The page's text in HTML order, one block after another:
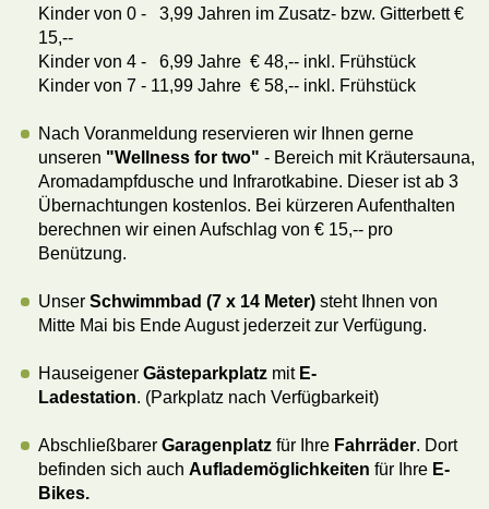
Kinder von 0 - 3,99 Jahren im Zusatz- bzw. Gitterbett €
15,--
Kinder von 4 - 6,99 Jahre € 48,-- inkl. Frühstück
Kinder von 7 - 11,99 Jahre € 58,-- inkl. Frühstück
Nach Voranmeldung reservieren wir Ihnen gerne
unseren "Wellness for two" - Bereich mit Kräutersauna,
Aromadampfdusche und Infrarotkabine. Dieser ist ab 3
Übernachtungen kostenlos. Bei kürzeren Aufenthalten
berechnen wir einen Aufschlag von € 15,-- pro
Benützung.
Unser Schwimmbad (7 x 14 Meter) steht Ihnen von
Mitte Mai bis Ende August jederzeit zur Verfügung.
Hauseigener Gästeparkplatz mit E-
Ladestation. (Parkplatz nach Verfügbarkeit)
Abschließbarer Garagenplatz für Ihre Fahrräder. Dort
befinden sich auch Auflademöglichkeiten für Ihre E-
Bikes.